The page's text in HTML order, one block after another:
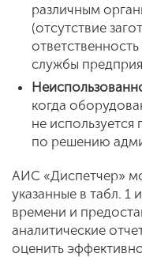
различным
(отсутствие
службы
когда
не
по решению
АИС «Диспетчер»
указанные в табл. 1
времени и
аналитические
оценить